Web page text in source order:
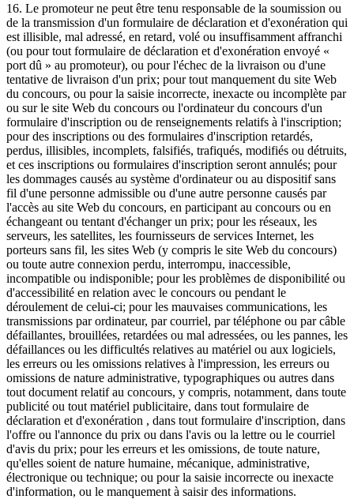
16. Le promoteur ne peut être tenu responsable de la soumission ou
de la transmission d'un formulaire de déclaration et d'exonération qui
est illisible, mal adressé, en retard, volé ou insuffisamment affranchi
(ou pour tout formulaire de déclaration et d'exonération envoyé «
port dû » au promoteur), ou pour l'échec de la livraison ou d'une
tentative de livraison d'un prix; pour tout manquement du site Web
du concours, ou pour la saisie incorrecte, inexacte ou incomplète par
ou sur le site Web du concours ou l'ordinateur du concours d'un
formulaire d'inscription ou de renseignements relatifs à l'inscription;
pour des inscriptions ou des formulaires d'inscription retardés,
perdus, illisibles, incomplets, falsifiés, trafiqués, modifiés ou détruits,
et ces inscriptions ou formulaires d'inscription seront annulés; pour
les dommages causés au système d'ordinateur ou au dispositif sans
fil d'une personne admissible ou d'une autre personne causés par
l'accès au site Web du concours, en participant au concours ou en
échangeant ou tentant d'échanger un prix; pour les réseaux, les
serveurs, les satellites, les fournisseurs de services Internet, les
porteurs sans fil, les sites Web (y compris le site Web du concours)
ou toute autre connexion perdu, interrompu, inaccessible,
incompatible ou indisponible; pour les problèmes de disponibilité ou
d'accessibilité en relation avec le concours ou pendant le
déroulement de celui-ci; pour les mauvaises communications, les
transmissions par ordinateur, par courriel, par téléphone ou par câble
défaillantes, brouillées, retardées ou mal adressées, ou les pannes, les
défaillances ou les difficultés relatives au matériel ou aux logiciels,
les erreurs ou les omissions relatives à l'impression, les erreurs ou
omissions de nature administrative, typographiques ou autres dans
tout document relatif au concours, y compris, notamment, dans toute
publicité ou tout matériel publicitaire, dans tout formulaire de
déclaration et d'exonération , dans tout formulaire d'inscription, dans
l'offre ou l'annonce du prix ou dans l'avis ou la lettre ou le courriel
d'avis du prix; pour les erreurs et les omissions, de toute nature,
qu'elles soient de nature humaine, mécanique, administrative,
électronique ou technique; ou pour la saisie incorrecte ou inexacte
d'information, ou le manquement à saisir des informations.